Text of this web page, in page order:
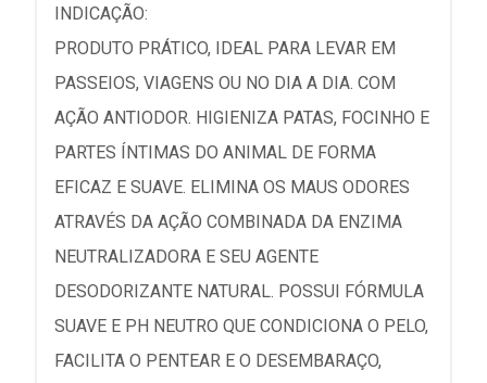
INDICAÇÃO:
PRODUTO PRÁTICO, IDEAL PARA LEVAR EM
PASSEIOS, VIAGENS OU NO DIA A DIA. COM
AÇÃO ANTIODOR. HIGIENIZA PATAS, FOCINHO E
PARTES ÍNTIMAS DO ANIMAL DE FORMA
EFICAZ E SUAVE. ELIMINA OS MAUS ODORES
ATRAVÉS DA AÇÃO COMBINADA DA ENZIMA
NEUTRALIZADORA E SEU AGENTE
DESODORIZANTE NATURAL. POSSUI FÓRMULA
SUAVE E PH NEUTRO QUE CONDICIONA O PELO,
FACILITA O PENTEAR E O DESEMBARAÇO,